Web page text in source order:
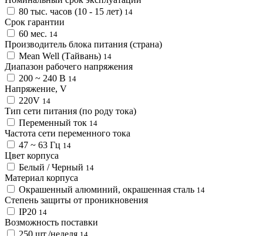
80 тыс. часов (10 - 15 лет) 14
Срок гарантии
60 мес. 14
Производитель блока питания (страна)
Mean Well (Тайвань) 14
Диапазон рабочего напряжения
200 ~ 240 В 14
Напряжение, V
220V 14
Тип сети питания (по роду тока)
Переменный ток 14
Частота сети переменного тока
47 ~ 63 Гц 14
Цвет корпуса
Белый / Черный 14
Материал корпуса
Окрашенный алюминий, окрашенная сталь 14
Степень защиты от проникновения
IP20 14
Возможность поставки
250 шт./неделя